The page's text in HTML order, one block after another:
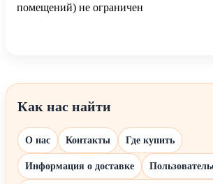
помещений) не ограничен
Как нас найти
О нас Контакты Где купить
Информация о доставке